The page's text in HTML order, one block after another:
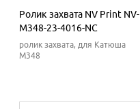
Ролик захвата NV Print NV-
M348-23-4016-NC
ролик захвата, для Катюша
М348